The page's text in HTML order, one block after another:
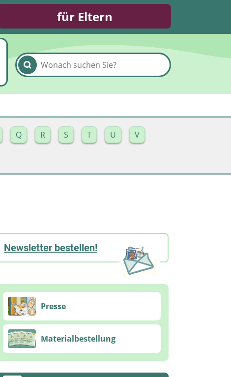
für Eltern
Q R S T U
V
Newsletter bestellen!
Presse
Materialbestellung